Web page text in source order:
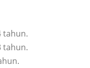
tahun.
tahun.